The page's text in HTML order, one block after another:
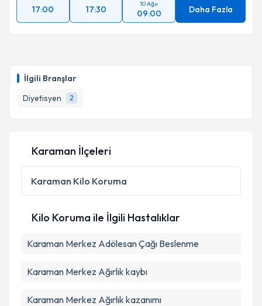
İlgili Branşlar
Diyetisyen
2
17:00 17:30
10 Ağu
09:00 Daha Fazla
Karaman İlçeleri
Karaman Kilo Koruma
Kilo Koruma ile İlgili Hastalıklar
Karaman Merkez Adölesan Çağı Beslenme
Karaman Merkez Ağırlık kaybı
Karaman Merkez Ağırlık kazanımı